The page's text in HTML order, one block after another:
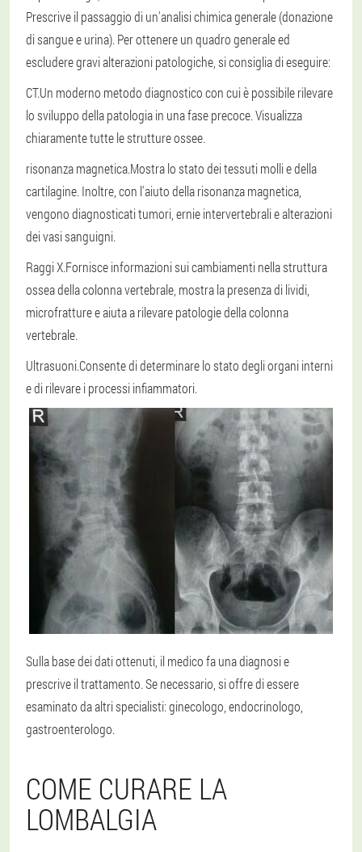
Prescrive il passaggio di un'analisi chimica generale (donazione
di sangue e urina). Per ottenere un quadro generale ed
escludere gravi alterazioni patologiche, si consiglia di eseguire:
CT.Un moderno metodo diagnostico con cui è possibile rilevare
lo sviluppo della patologia in una fase precoce. Visualizza
chiaramente tutte le strutture ossee.
risonanza magnetica.Mostra lo stato dei tessuti molli e della
cartilagine. Inoltre, con l'aiuto della risonanza magnetica,
vengono diagnosticati tumori, ernie intervertebrali e alterazioni
dei vasi sanguigni.
Raggi X.Fornisce informazioni sui cambiamenti nella struttura
ossea della colonna vertebrale, mostra la presenza di lividi,
microfratture e aiuta a rilevare patologie della colonna
vertebrale.
Ultrasuoni.Consente di determinare lo stato degli organi interni
e di rilevare i processi infiammatori.
Sulla base dei dati ottenuti, il medico fa una diagnosi e
prescrive il trattamento. Se necessario, si offre di essere
esaminato da altri specialisti: ginecologo, endocrinologo,
gastroenterologo.
COME CURARE LA
LOMBALGIA